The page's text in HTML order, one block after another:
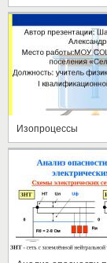
Изопроцессы